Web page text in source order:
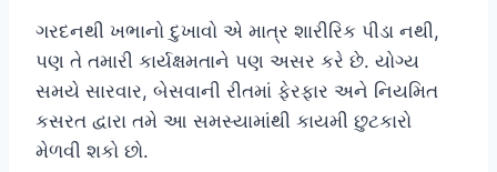
ગરદનથી ખભાનો દુખાવો એ માત્ર શારીરિક પીડા નથી,
પણ તે તમારી કાર્યક્ષમતાને પણ અસર કરે છે. યોગ્ય
સમયે સારવાર, બેસવાની રીતમાં ફેરફાર અને નિયમિત
કસરત દ્વારા તમે આ સમસ્યામાંથી કાયમી છુટકારો
મેળવી શકો છો.